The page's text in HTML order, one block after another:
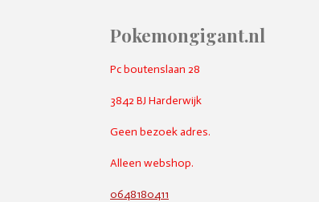
Pokemongigant.nl
Pc boutenslaan 28
3842 BJ Harderwijk
Geen bezoek adres.
Alleen webshop.
0648180411